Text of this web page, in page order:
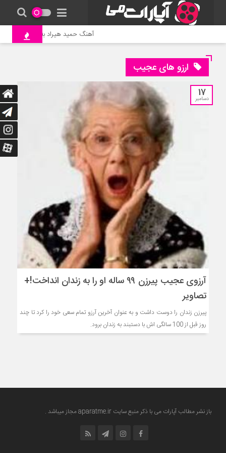
آهنگ حمید هیراد به نام وطن
ارزو های عجیب
17
دسامبر
آرزوی عجیب پیرزن ۹۹ ساله او را به زندان انداخت!+
تصاویر
پیرزن زندان را دوست داشت و به عنوان آخرین آرزو تمام سعی خود را کرد تا چند
روز قبل از 100 سالگی اش با دستبند به زندان برود.
باز نشر مطالب آپارات می با ذکر منبع سایت aparatme.irمجاز میباشد .